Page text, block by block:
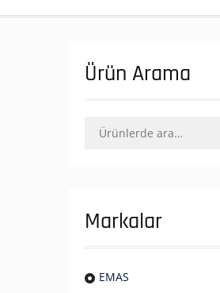
Ürün Arama
Ara:
Markalar
EMAS